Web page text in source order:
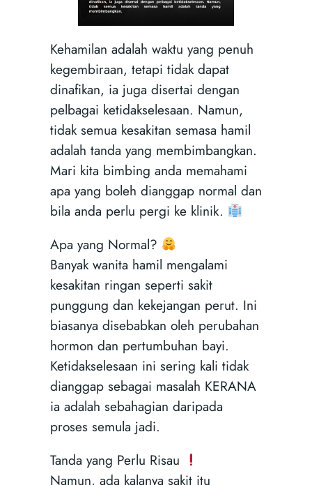
Kehamilan adalah waktu yang penuh
kegembiraan, tetapi tidak dapat
dinafikan, ia juga disertai dengan
pelbagai ketidakselesaan. Namun,
tidak semua kesakitan semasa hamil
adalah tanda yang membimbangkan.
Mari kita bimbing anda memahami
apa yang boleh dianggap normal dan
bila anda perlu pergi ke klinik.
Apa yang Normal?
Banyak wanita hamil mengalami
kesakitan ringan seperti sakit
punggung dan kekejangan perut. Ini
biasanya disebabkan oleh perubahan
hormon dan pertumbuhan bayi.
Ketidakselesaan ini sering kali tidak
dianggap sebagai masalah KERANA
ia adalah sebahagian daripada
proses semula jadi.
Tanda yang Perlu Risau
Namun, ada kalanya sakit itu